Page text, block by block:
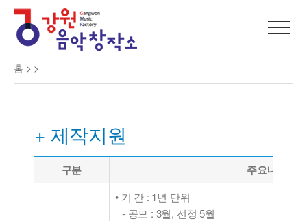
홈 > >
+ 제작지원
구분 주요내용
• 기 간 : 1년 단위
- 공모 : 3월, 선정 5월